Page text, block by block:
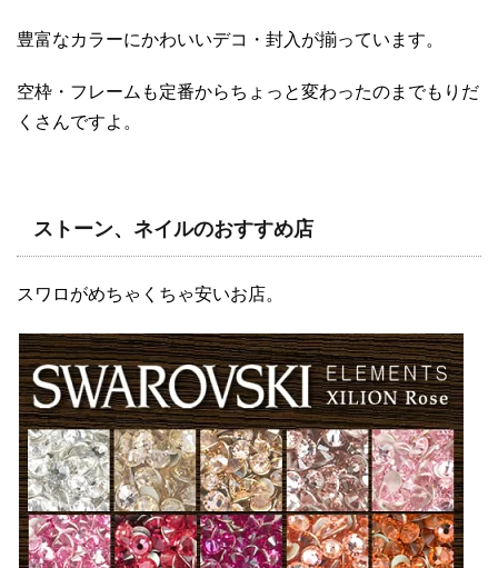
豊富なカラーにかわいいデコ・封入が揃っています。
空枠・フレームも定番からちょっと変わったのまでもりだ
くさんですよ。
ストーン、ネイルのおすすめ店
スワロがめちゃくちゃ安いお店。